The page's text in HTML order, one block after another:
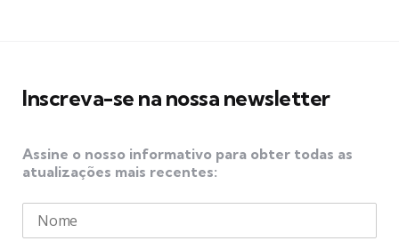
Inscreva-se na nossa newsletter
Assine o nosso informativo para obter todas as
atualizações mais recentes: